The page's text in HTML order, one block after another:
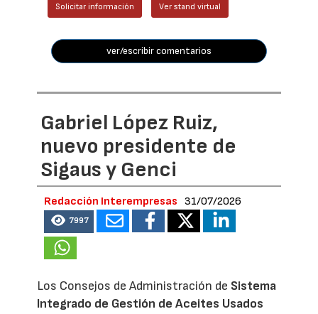
Solicitar información Ver stand virtual
ver/escribir comentarios
Gabriel López Ruiz,
nuevo presidente de
Sigaus y Genci
Redacción Interempresas 31/07/2026
7997
Los Consejos de Administración de Sistema
Integrado de Gestión de Aceites Usados